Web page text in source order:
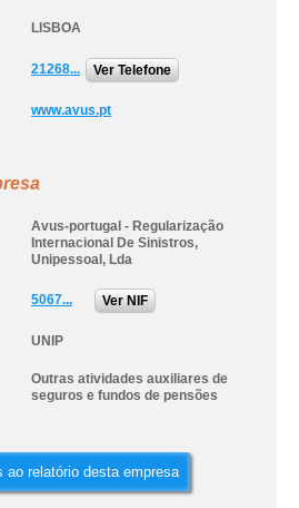
LISBOA
21268... Ver Telefone
www.avus.pt
Avus-portugal - Regularização
Internacional De Sinistros,
Unipessoal, Lda
5067... Ver NIF
UNIP
Outras atividades auxiliares de
seguros e fundos de pensões
ao relatório desta empresa